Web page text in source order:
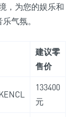
，为您的娱乐和
气氛。
建议零
售价
133400
元